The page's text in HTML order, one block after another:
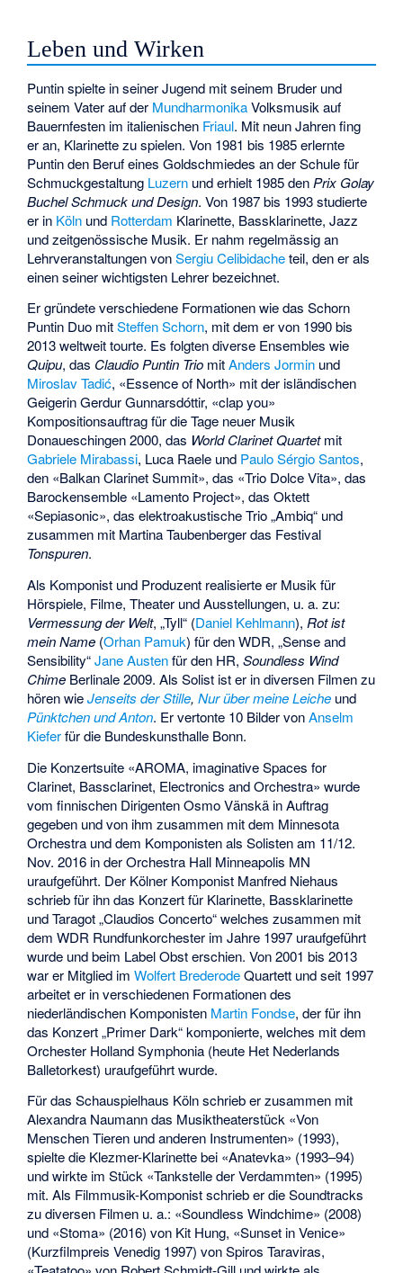
Leben und Wirken
Puntin spielte in seiner Jugend mit seinem Bruder und
seinem Vater auf der MundharmonikaVolksmusik auf
Bauernfesten im italienischen Friaul. Mit neun Jahren fing
er an, Klarinette zu spielen. Von 1981 bis 1985 erlernte
Puntin den Beruf eines Goldschmiedes an der Schule für
Schmuckgestaltung Luzern und erhielt 1985 den Prix Golay
Buchel Schmuck und Design. Von 1987 bis 1993 studierte
er in Köln und Rotterdam Klarinette, Bassklarinette, Jazz
und zeitgenössische Musik. Er nahm regelmässig an
Lehrveranstaltungen vonSergiu Celibidacheteil, den er als
einen seiner wichtigsten Lehrer bezeichnet.
Er gründete verschiedene Formationen wie das Schorn
Puntin Duo mitSteffen Schorn, mit dem er von 1990 bis
2013 weltweit tourte. Es folgten diverse Ensembles wie
Quipu, das Claudio Puntin Trio mitAnders Jormin und
Miroslav Tadić, «Essence of North» mit der isländischen
Geigerin Gerdur Gunnarsdóttir, «clap you»
Kompositionsauftrag für die Tage neuer Musik
Donaueschingen 2000, das World Clarinet Quartetmit
Gabriele Mirabassi, Luca Raele und Paulo Sérgio Santos,
den «Balkan Clarinet Summit», das «Trio Dolce Vita», das
Barockensemble «Lamento Project», das Oktett
«Sepiasonic», das elektroakustische Trio „Ambiq“ und
zusammen mit Martina Taubenberger das Festival
Tonspuren.
Als Komponist und Produzent realisierte er Musik für
Hörspiele, Filme, Theater und Ausstellungen, u. a. zu:
Vermessung der Welt, „Tyll“ (Daniel Kehlmann), Rot ist
mein Name (Orhan Pamuk) für den WDR, „Sense and
Sensibility“Jane Austenfür den HR,Soundless Wind
Chime Berlinale 2009. Als Solist ist er in diversen Filmen zu
hören wieJenseits der Stille,Nur über meine Leiche und
Pünktchen und Anton. Er vertonte 10 Bilder vonAnselm
Kieferfür die Bundeskunsthalle Bonn.
Die Konzertsuite «AROMA, imaginative Spaces for
Clarinet, Bassclarinet, Electronics and Orchestra» wurde
vom finnischen Dirigenten Osmo Vänskä in Auftrag
gegeben und von ihm zusammen mit dem Minnesota
Orchestra und dem Komponisten als Solisten am 11/12.
Nov. 2016 in der Orchestra Hall Minneapolis MN
uraufgeführt. Der Kölner Komponist Manfred Niehaus
schrieb für ihn das Konzert für Klarinette, Bassklarinette
und Taragot „Claudios Concerto“ welches zusammen mit
dem WDR Rundfunkorchester im Jahre 1997 uraufgeführt
wurde und beim Label Obst erschien. Von 2001 bis 2013
war er Mitglied imWolfert BrederodeQuartett und seit 1997
arbeitet er in verschiedenen Formationen des
niederländischen Komponisten Martin Fondse, der für ihn
das Konzert „Primer Dark“ komponierte, welches mit dem
Orchester Holland Symphonia (heute Het Nederlands
Balletorkest) uraufgeführt wurde.
Für das Schauspielhaus Köln schrieb er zusammen mit
Alexandra Naumann das Musiktheaterstück «Von
Menschen Tieren und anderen Instrumenten» (1993),
spielte die Klezmer-Klarinette bei «Anatevka» (1993–94)
und wirkte im Stück «Tankstelle der Verdammten» (1995)
mit. Als Filmmusik-Komponist schrieb er die Soundtracks
zu diversen Filmen u. a.: «Soundless Windchime» (2008)
und «Stoma» (2016) von Kit Hung, «Sunset in Venice»
(Kurzfilmpreis Venedig 1997) von Spiros Taraviras,